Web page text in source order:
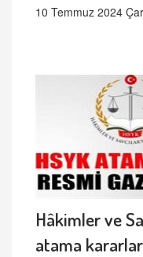
10 Temmuz 2024
Hâkimler ve
atama